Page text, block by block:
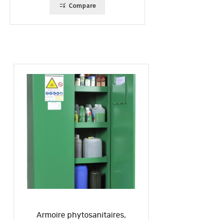
Compare
Armoire phytosanitaires,